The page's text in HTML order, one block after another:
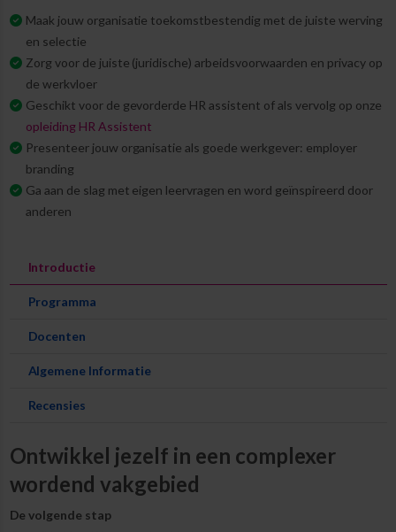
Maak jouw organisatie toekomstbestendig met de juiste werving
en selectie
Zorg voor de juiste (juridische) arbeidsvoorwaarden en privacy op
de werkvloer
Geschikt voor de gevorderde HR assistent of als vervolg op onze
opleiding HR Assistent
Presenteer jouw organisatie als goede werkgever: employer
branding
Ga aan de slag met eigen leervragen en word geïnspireerd door
anderen
Introductie
Programma
Docenten
Algemene Informatie
Recensies
Ontwikkel jezelf in een complexer
wordend vakgebied
De volgende stap